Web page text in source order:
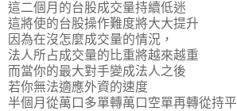
這二個月的台股成交量持續低迷
這將使的台股操作難度將大大提升
因為在沒怎麼成交量的情況，
法人所占成交量的比重將越來越重
而當你的最大對手變成法人之後
若你無法適應外資的速度
半個月從萬口多單轉萬口空單再轉從持平